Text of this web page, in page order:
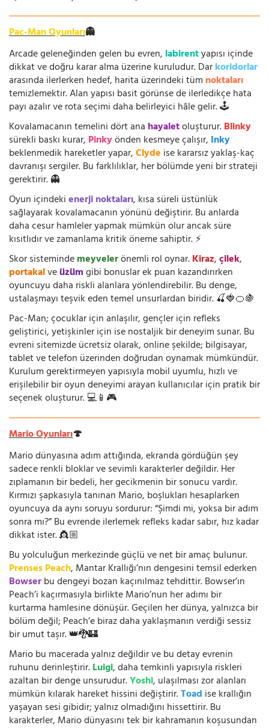
Pac-Man Oyunları👻
Arcade geleneğinden gelen bu evren, labirentyapısı içinde
dikkat ve doğru karar alma üzerine kuruludur. Darkoridorlar
arasında ilerlerken hedef, harita üzerindeki tüm noktaları
temizlemektir. Alan yapısı basit görünse de ilerledikçe hata
payı azalır ve rota seçimi daha belirleyici hâle gelir. 🕹️
Kovalamacanın temelini dört ana hayaletoluşturur.Blinky
sürekli baskı kurar, Pinkyönden kesmeye çalışır, Inky
beklenmedik hareketler yapar,Clyde ise kararsız yaklaş-kaç
davranışı sergiler. Bu farklılıklar, her bölümde yeni bir strateji
gerektirir. 👻
Oyun içindekienerji noktaları, kısa süreli üstünlük
sağlayarak kovalamacanın yönünü değiştirir. Bu anlarda
daha cesur hamleler yapmak mümkün olur ancak süre
kısıtlıdır ve zamanlama kritik öneme sahiptir. ⚡
Skor sistemindemeyvelerönemli rol oynar.Kiraz,çilek,
portakalveüzümgibi bonuslar ek puan kazandırırken
oyuncuyu daha riskli alanlara yönlendirebilir. Bu denge,
ustalaşmayı teşvik eden temel unsurlardan biridir. 🍒🍓🍊🍇
Pac-Man; çocuklar için anlaşılır, gençler için refleks
geliştirici, yetişkinler için ise nostaljik bir deneyim sunar. Bu
evreni sitemizde ücretsiz olarak, online şekilde; bilgisayar,
tablet ve telefon üzerinden doğrudan oynamak mümkündür.
Kurulum gerektirmeyen yapısıyla mobil uyumlu, hızlı ve
erişilebilir bir oyun deneyimi arayan kullanıcılar için pratik bir
seçenek oluşturur. 💻📱🎮
Mario Oyunları🍄
Mario dünyasına adım attığında, ekranda gördüğün şey
sadece renkli bloklar ve sevimli karakterler değildir. Her
zıplamanın bir bedeli, her gecikmenin bir sonucu vardır.
Kırmızı şapkasıyla tanınan Mario, boşlukları hesaplarken
oyuncuya da aynı soruyu sordurur: “Şimdi mi, yoksa bir adım
sonra mı?” Bu evrende ilerlemek refleks kadar sabır, hız kadar
dikkat ister. 👸🏼
Bu yolculuğun merkezinde güçlü ve net bir amaç bulunur.
Prenses Peach, Mantar Krallığı’nın dengesini temsil ederken
Bowserbu dengeyi bozan kaçınılmaz tehdittir. Bowser’ın
Peach’i kaçırmasıyla birlikte Mario’nun her adımı bir
kurtarma hamlesine dönüşür. Geçilen her dünya, yalnızca bir
bölüm değil; Peach’e biraz daha yaklaşmanın verdiği sessiz
bir umut taşır. 👑🐉🏰
Mario bu macerada yalnız değildir ve bu detay evrenin
ruhunu derinleştirir.Luigi, daha temkinli yapısıyla riskleri
azaltan bir denge unsurudur.Yoshi, ulaşılması zor alanları
mümkün kılarak hareket hissini değiştirir.Toad ise krallığın
yaşayan sesi gibidir; yalnız olmadığını hissettirir. Bu
karakterler, Mario dünyasını tek bir kahramanın koşusundan